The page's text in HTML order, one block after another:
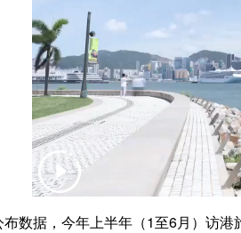
据，今年上半年（1至6月）访港